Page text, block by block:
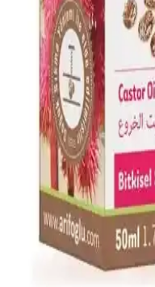
Afrodizyak Etkili
Doğal ve Çekici
Afrodizyak etkili parfümler,
doğal bileşenler ve özel
kişisel cazibenizi
Alerji Dostu ve
Kullanabileceğiniz
Alerji dostu ve doğal
çevre dostu ve dermatolojik
Doğru ürün seçimiyle
Arifoğlu Hint Yağı
Bakımında
Arifoğlu Hint Yağı, %100